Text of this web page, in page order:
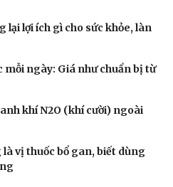
lại lợi ích gì cho sức khỏe, làn
mỗi ngày: Giá như chuẩn bị từ
khí N2O (khí cười) ngoài
là vị thuốc bổ gan, biết dùng